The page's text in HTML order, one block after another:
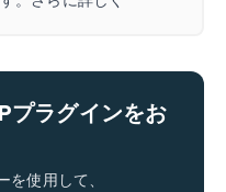
ラグインをお
を使用して、